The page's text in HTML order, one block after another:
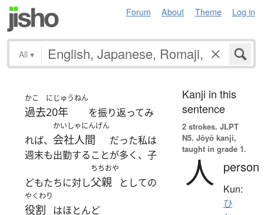
Forum About Theme Log in
All ▾
かこ
過去
にじゅうねん
20年 を振り返ってみ
れば、
かいしゃにんげん
会社人間
だった私は
週末も出勤することが多く、子
どもたちに対し
ちちおや
父親 としての
やくわり
役割 はほとんど
Kanji in this
sentence
2 strokes. JLPT
N5. Jōyō kanji,
taught in grade 1.
人 person
Kun:
ひ